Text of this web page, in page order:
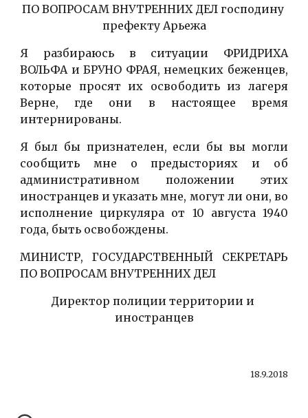
ПО ВОПРОСАМ ВНУТРЕННИХ ДЕЛ господину
префекту Арьежа
Я разбираюсь в ситуации ФРИДРИХА
ВОЛЬФА и БРУНО ФРАЯ, немецких беженцев,
которые просят их освободить из лагеря
Верне, где они в настоящее время
интернированы.
Я был бы признателен, если бы вы могли
сообщить мне о предысториях и об
административном положении этих
иностранцев и указать мне, могут ли они, во
исполнение циркуляра от 10 августа 1940
года, быть освобождены.
МИНИСТР, ГОСУДАРСТВЕННЫЙ СЕКРЕТАРЬ
ПО ВОПРОСАМ ВНУТРЕННИХ ДЕЛ
Директор полиции территории и
иностранцев
18.9.2018